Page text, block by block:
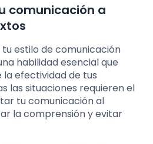
comunicación a
estilo de comunicación
habilidad esencial que
efectividad de tus
las situaciones requieren el
tu comunicación al
la comprensión y evitar